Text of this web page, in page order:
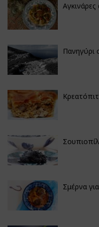
Πανηγύρι
Σμέρνα